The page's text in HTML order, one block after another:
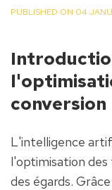
PUBLISHED ON 04
conversion
L'intelligence
l'optimisation des
des égards.